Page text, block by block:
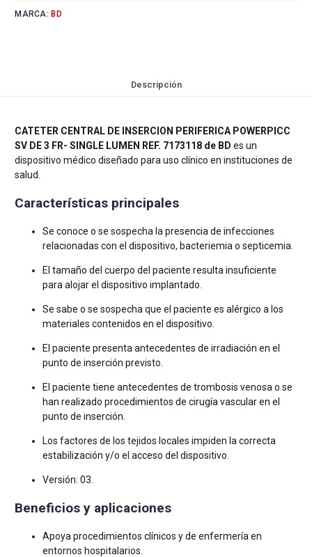
MARCA: BD
Descripción
CATETER CENTRAL DE INSERCION PERIFERICA POWERPICC
SV DE 3 FR- SINGLE LUMEN REF. 7173118 de BD es un
dispositivo médico diseñado para uso clínico en instituciones de
salud.
Características principales
Se conoce o se sospecha la presencia de infecciones
relacionadas con el dispositivo, bacteriemia o septicemia.
El tamaño del cuerpo del paciente resulta insuficiente
para alojar el dispositivo implantado.
Se sabe o se sospecha que el paciente es alérgico a los
materiales contenidos en el dispositivo.
El paciente presenta antecedentes de irradiación en el
punto de inserción previsto.
El paciente tiene antecedentes de trombosis venosa o se
han realizado procedimientos de cirugía vascular en el
punto de inserción.
Los factores de los tejidos locales impiden la correcta
estabilización y/o el acceso del dispositivo.
Versión: 03.
Beneficios y aplicaciones
Apoya procedimientos clínicos y de enfermería en
entornos hospitalarios.